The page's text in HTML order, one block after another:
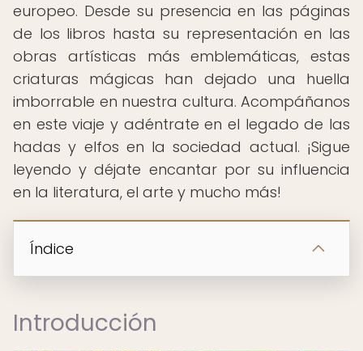
europeo. Desde su presencia en las páginas
de los libros hasta su representación en las
obras artísticas más emblemáticas, estas
criaturas mágicas han dejado una huella
imborrable en nuestra cultura. Acompáñanos
en este viaje y adéntrate en el legado de las
hadas y elfos en la sociedad actual. ¡Sigue
leyendo y déjate encantar por su influencia
en la literatura, el arte y mucho más!
Índice
Introducción